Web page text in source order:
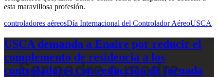
esta maravillosa profesión.
controladores aéreosDía Internacional del Controlador AéreoUSCA
USCA demanda a Enaire por reducir el
complemento de residencia a los
controladores con reducción de jornada